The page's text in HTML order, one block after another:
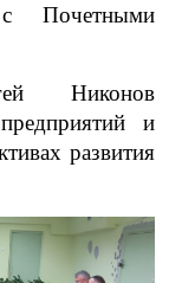
Почетными
Никонов
и
развития